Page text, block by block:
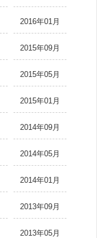
2016年01月
2015年09月
2015年05月
2015年01月
2014年09月
2014年05月
2014年01月
2013年09月
2013年05月